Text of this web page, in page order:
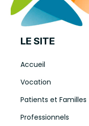
LE SITE
Accueil
Vocation
Patients et Familles
Professionnels